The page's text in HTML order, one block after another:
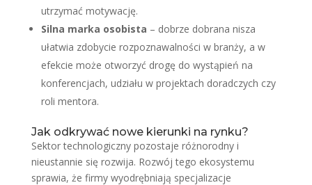
utrzymać motywację.
Silna marka osobista – dobrze dobrana nisza
ułatwia zdobycie rozpoznawalności w branży, a w
efekcie może otworzyć drogę do wystąpień na
konferencjach, udziału w projektach doradczych czy
roli mentora.
Jak odkrywać nowe kierunki na rynku?
Sektor technologiczny pozostaje różnorodny i
nieustannie się rozwija. Rozwój tego ekosystemu
sprawia, że firmy wyodrębniają specjalizacje